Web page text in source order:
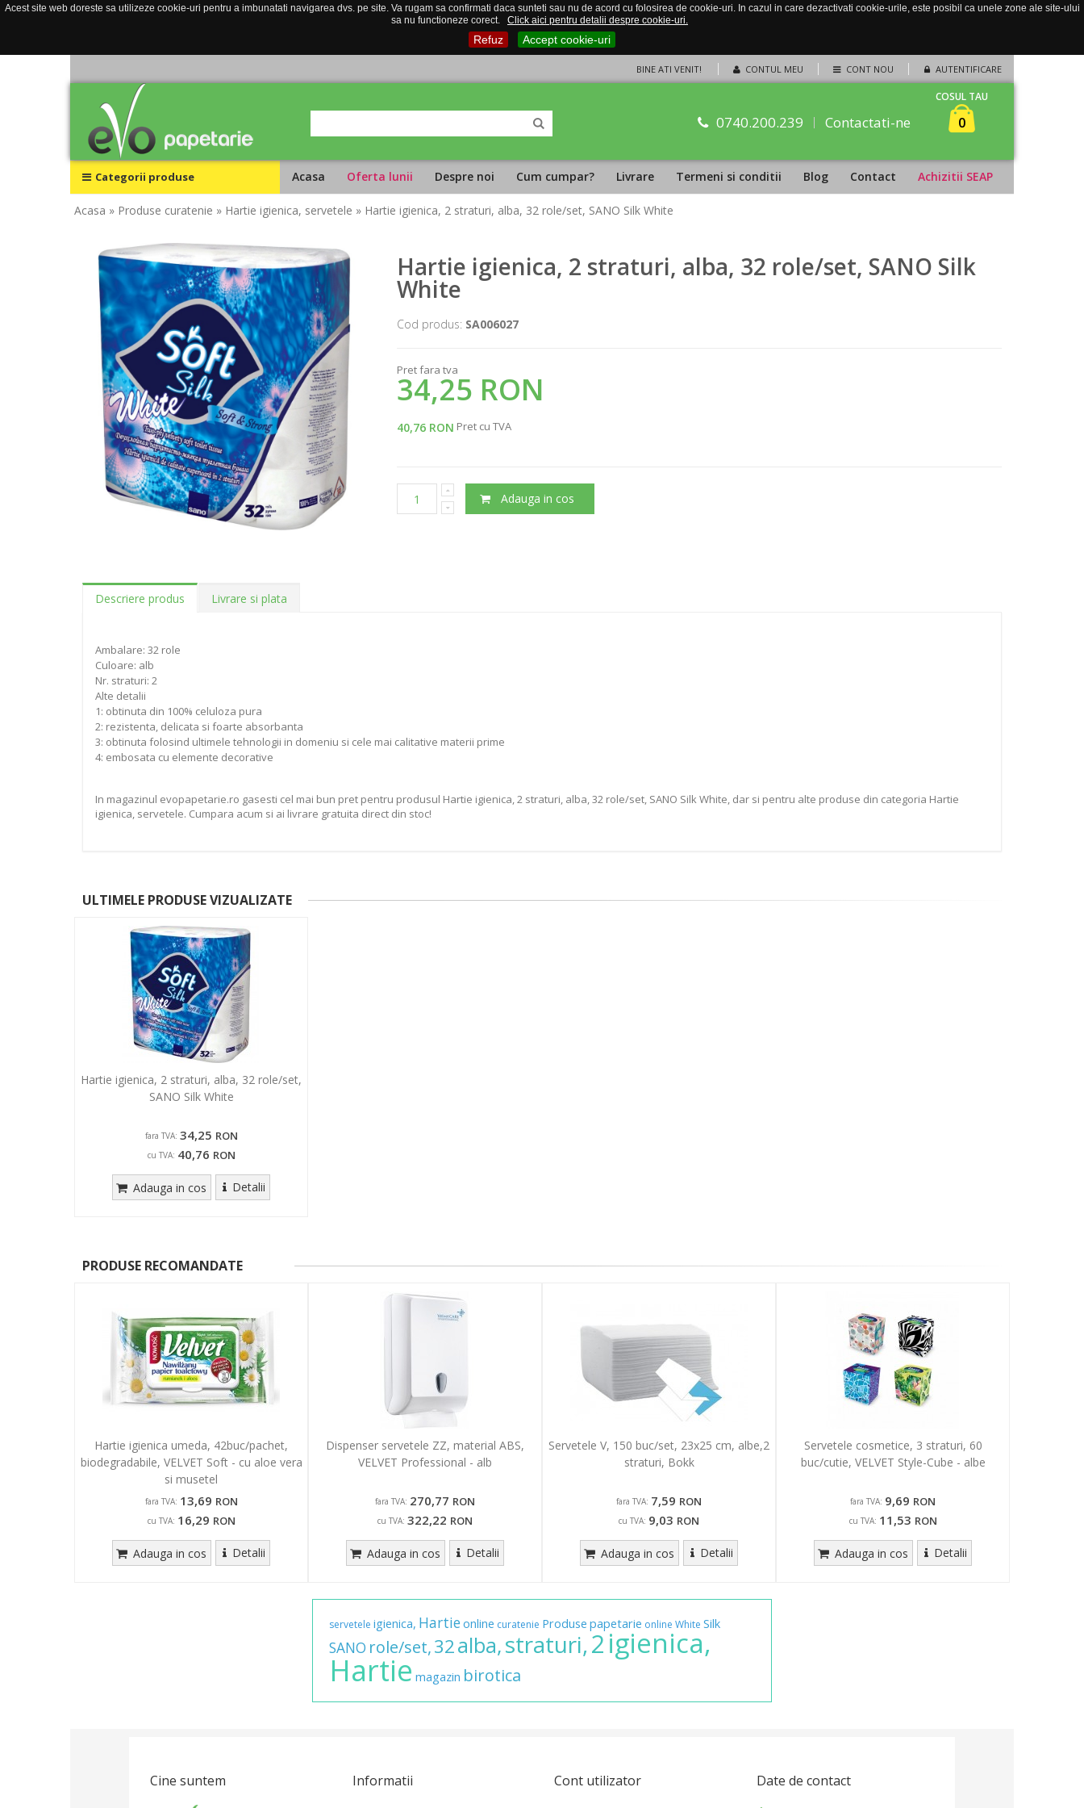
Acest site web doreste sa utilizeze cookie-uri pentru a imbunatati navigarea dvs. pe site. Va rugam sa confirmati daca sunteti sau nu de acord cu folosirea de cookie-uri. In cazul in care dezactivati cookie-urile, este posibil ca unele zone ale site-ului
sa nu functioneze corect.
Click aici pentru detalii despre cookie-uri.
Refuz Accept cookie-uri
CONTUL MEU CONT NOU AUTENTIFICARE
BINE ATI VENIT!
0740.200.239 Contactati-ne
COSUL TAU
0
Categorii produse Acasa Oferta lunii Despre noi Cum cumpar? Livrare Termeni si conditii Blog Contact Achizitii SEAP
Acasa » Produse curatenie » Hartie igienica, servetele » Hartie igienica, 2 straturi, alba, 32 role/set, SANO Silk White
Hartie igienica, 2 straturi, alba, 32 role/set, SANO Silk
White
Cod produs: SA006027
Pret fara tva
34,25 RON
40,76 RON Pret cu TVA
Adauga in cos
Descriere produs Livrare si plata
Ambalare: 32 role
Culoare: alb
Nr. straturi: 2
Alte detalii
1: obtinuta din 100% celuloza pura
2: rezistenta, delicata si foarte absorbanta
3: obtinuta folosind ultimele tehnologii in domeniu si cele mai calitative materii prime
4: embosata cu elemente decorative
In magazinul evopapetarie.ro gasesti cel mai bun pret pentru produsul Hartie igienica, 2 straturi, alba, 32 role/set, SANO Silk White, dar si pentru alte produse din categoria Hartie
igienica, servetele. Cumpara acum si ai livrare gratuita direct din stoc!
ULTIMELE PRODUSE VIZUALIZATE
Hartie igienica, 2 straturi, alba, 32 role/set,
SANO Silk White
fara TVA: 34,25 RON
cu TVA: 40,76 RON
Adauga in cos Detalii
PRODUSE RECOMANDATE
Hartie igienica umeda, 42buc/pachet,
biodegradabile, VELVET Soft - cu aloe vera
si musetel
fara TVA: 13,69 RON
cu TVA: 16,29 RON
Adauga in cos Detalii
Dispenser servetele ZZ, material ABS,
VELVET Professional - alb
fara TVA: 270,77 RON
cu TVA: 322,22 RON
Adauga in cos Detalii
Servetele V, 150 buc/set, 23x25 cm, albe,2
straturi, Bokk
fara TVA: 7,59 RON
cu TVA: 9,03 RON
Adauga in cos Detalii
Servetele cosmetice, 3 straturi, 60
buc/cutie, VELVET Style-Cube - albe
fara TVA: 9,69 RON
cu TVA: 11,53 RON
Adauga in cos Detalii
servetele igienica, Hartieonline curatenie Produse papetarie online White Silk
SANO role/set,32alba,straturi,2igienica,
Hartie magazin birotica
Cine suntem Informatii Cont utilizator Date de contact